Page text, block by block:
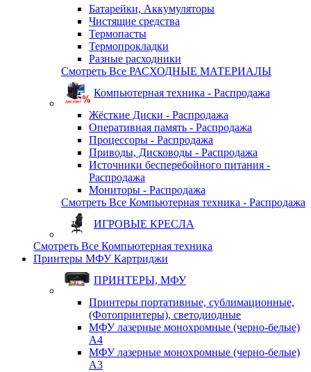
Батарейки, Аккумуляторы
Чистящие средства
Термопасты
Термопрокладки
Разные расходники
Смотреть Все РАСХОДНЫЕ МАТЕРИАЛЫ
Компьютерная техника - Распродажа
Жёсткие Диски - Распродажа
Оперативная память - Распродажа
Процессоры - Распродажа
Приводы, Дисководы - Распродажа
Источники бесперебойного питания -
Распродажа
Мониторы - Распродажа
Смотреть Все Компьютерная техника - Распродажа
ИГРОВЫЕ КРЕСЛА
Смотреть Все Компьютерная техника
Принтеры МФУ Картриджи
ПРИНТЕРЫ, МФУ
Принтеры портативные, сублимационные,
(Фотопринтеры), светодиодные
МФУ лазерные монохромные (черно-белые)
A4
МФУ лазерные монохромные (черно-белые)
A3